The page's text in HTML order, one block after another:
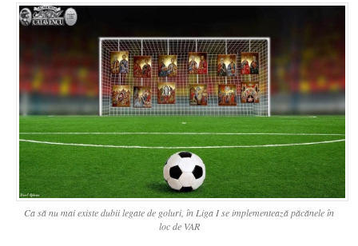
Ca să nu mai existe dubii legate de goluri, în Liga I se implementează păcănele în
loc de VAR